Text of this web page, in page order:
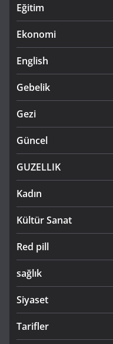
Eğitim
Ekonomi
English
Gebelik
Gezi
Güncel
GUZELLIK
Kadın
Kültür Sanat
Red pill
sağlık
Siyaset
Tarifler